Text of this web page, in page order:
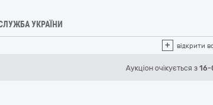
УКРАЇНИ
+ відкрити
Аукціон очікується з 16-